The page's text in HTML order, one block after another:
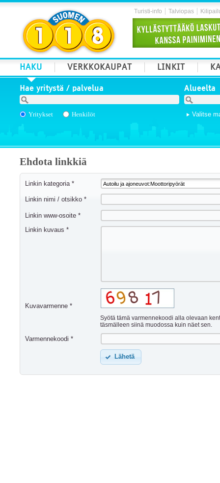
Turisti-info Talviopas
HAKU VERKKOKAUPAT LINKIT
Hae yritystä / palvelua
Yritykset Henkilöt
Alueelta
Valitse
Ehdota linkkiä
Linkin kategoria *
Linkin nimi / otsikko *
Linkin www-osoite *
Linkin kuvaus *
Kuvavarmenne *
Syötä tämä varmennekoodi alla olevaan
täsmälleen siinä muodossa kuin näet sen.
Varmennekoodi *
Lähetä